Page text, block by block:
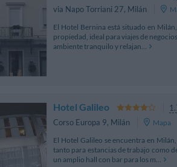
via Napo Torriani 27, Milán
El Hotel Bernina está situado en
propiedad, ideal para viajes de
ambiente tranquilo y relajan...
Hotel Galileo
Corso Europa 9, Milán
Mapa
El Hotel Galileo se encuentra en
tanto para estancias de trabajo como
un amplio hall con bar para los m...